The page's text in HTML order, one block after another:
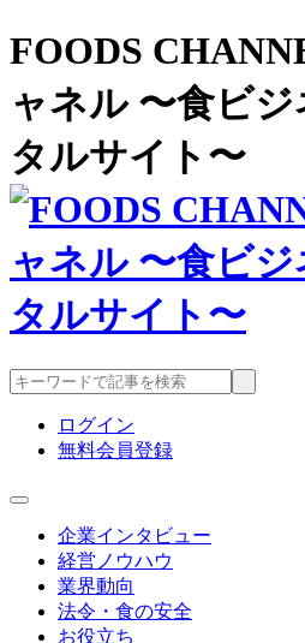
FOODS
ャネル 〜食ビ
タルサイト〜
ログイン
無料会員登録
企業インタビュー
経営ノウハウ
業界動向
法令・食の安全
お役立ち